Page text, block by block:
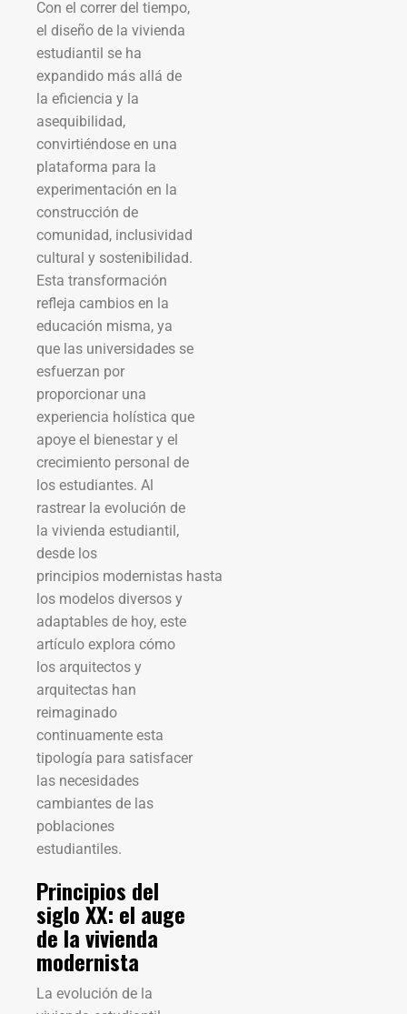
Con el correr del tiempo,
el diseño de la vivienda
estudiantil se ha
expandido más allá de
la eficiencia y la
asequibilidad,
convirtiéndose en una
plataforma para la
experimentación en la
construcción de
comunidad, inclusividad
cultural y sostenibilidad.
Esta transformación
refleja cambios en la
educación misma, ya
que las universidades se
esfuerzan por
proporcionar una
experiencia holística que
apoye el bienestar y el
crecimiento personal de
los estudiantes. Al
rastrear la evolución de
la vivienda estudiantil,
desde los
principios modernistas hasta
los modelos diversos y
adaptables de hoy, este
artículo explora cómo
los arquitectos y
arquitectas han
reimaginado
continuamente esta
tipología para satisfacer
las necesidades
cambiantes de las
poblaciones
estudiantiles.
Principios del
siglo XX: el auge
de la vivienda
modernista
La evolución de la